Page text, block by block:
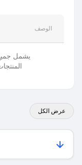
الوصف
يشمل
عرض الكل